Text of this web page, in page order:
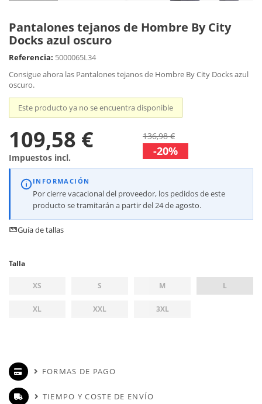
Pantalones tejanos de Hombre By City
Docks azul oscuro
Referencia: 5000065L34
Consigue ahora las Pantalones tejanos de Hombre By City Docks azul
oscuro.
Este producto ya no se encuentra disponible
109,58 €
Impuestos incl.
136,98 €
-20%
INFORMACIÓN
Por cierre vacacional del proveedor, los pedidos de este
producto se tramitarán a partir del 24 de agosto.
Guía de tallas
Talla
XS S M L
XL XXL 3XL
FORMAS DE PAGO
TIEMPO Y COSTE DE ENVÍO